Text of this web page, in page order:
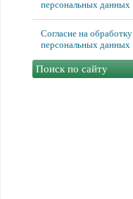
персональных данных
Согласие на обработку
персональных данных